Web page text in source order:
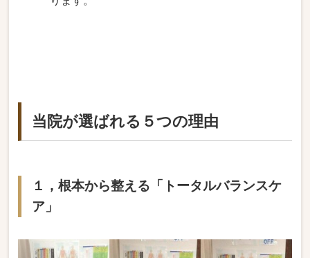
当院が選ばれる５つの理由
１，根本から整える「トータルバランスケ
ア」